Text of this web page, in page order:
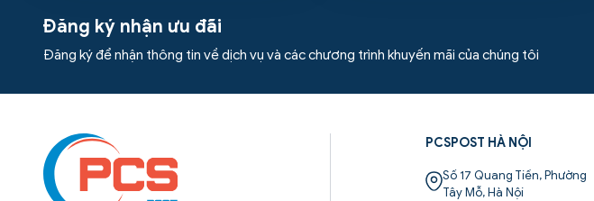
Đăng ký nhận ưu đãi
Đăng ký để nhận thông tin về dịch vụ và các chương trình khuyến mãi của chúng tôi
PCSPOST HÀ NỘI
Số 17 Quang Tiến, Phường
Tây Mỗ, Hà Nội